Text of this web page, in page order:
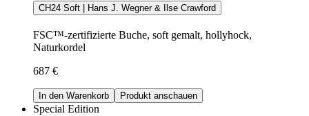
CH24 Soft | Hans J. Wegner & Ilse Crawford
FSC™-zertifizierte Buche, soft gemalt, hollyhock,
Naturkordel
687 €
In den Warenkorb Produkt anschauen
Special Edition